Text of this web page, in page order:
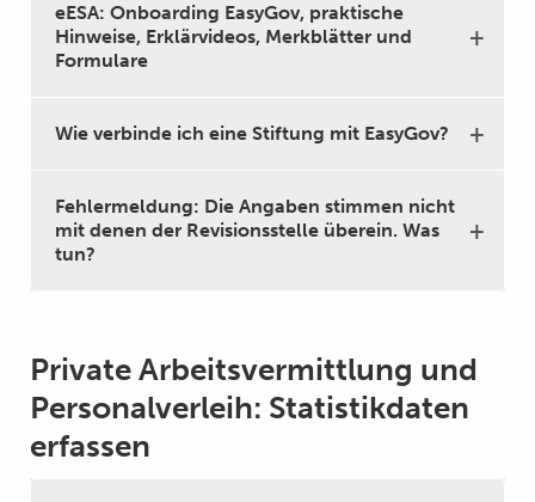
eESA: Onboarding EasyGov, praktische
Hinweise, Erklärvideos, Merkblätter und
Formulare
Wie verbinde ich eine Stiftung mit EasyGov?
Fehlermeldung: Die Angaben stimmen nicht
mit denen der Revisionsstelle überein. Was
tun?
Private Arbeitsvermittlung und
Personalverleih: Statistikdaten
erfassen